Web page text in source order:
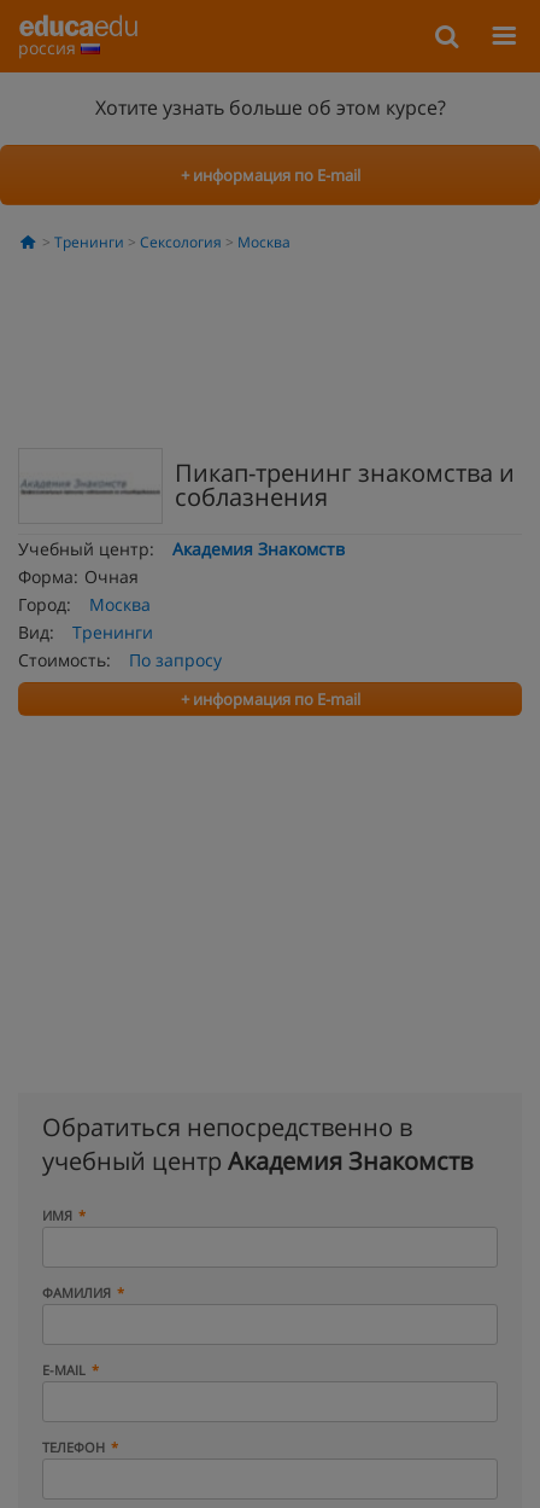
россия
Хотите узнать больше об этом курсе?
+ информация по E-mail
Тренинги Сексология Москва
Пикап-тренинг знакомства и
соблазнения
Учебный центр:
Академия Знакомств
Форма: Очная
Город:
Москва
Вид:
Тренинги
Стоимость:
По запросу
+ информация по E-mail
Обратиться непосредственно в
учебный центр Академия Знакомств
ИМЯ
ФАМИЛИЯ
E-MAIL
ТЕЛЕФОН